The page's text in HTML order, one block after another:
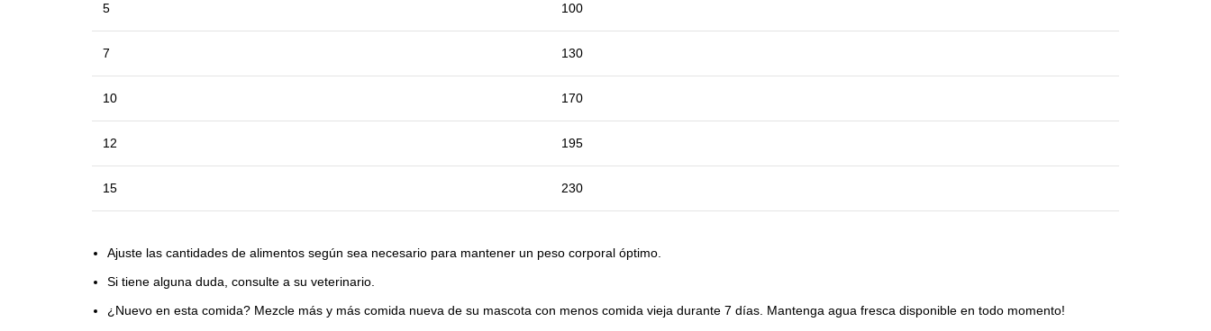
5 100
7 130
10 170
12 195
15 230
Ajuste las cantidades de alimentos según sea necesario para mantener un peso corporal óptimo.
Si tiene alguna duda, consulte a su veterinario.
¿Nuevo en esta comida? Mezcle más y más comida nueva de su mascota con menos comida vieja durante 7 días. Mantenga agua fresca disponible en todo momento!